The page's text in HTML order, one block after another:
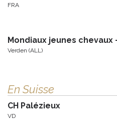
FRA
Mondiaux jeunes chevaux
Verden (ALL)
En Suisse
CH Palézieux
VD